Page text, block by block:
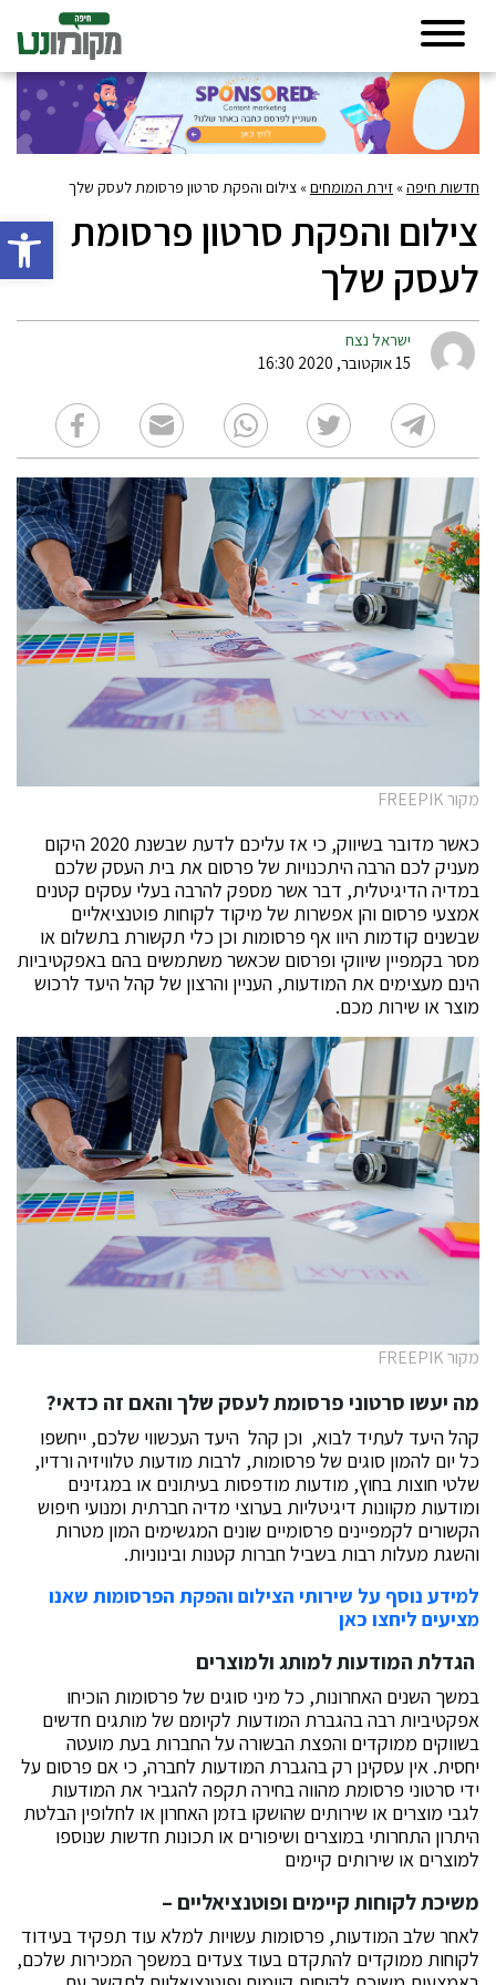
פתח
חדשות חיפה» זירת המומחים» צילום והפקת סרטון פרסומת לעסק שלך
צילום והפקת סרטון פרסומת
לעסק שלך
ישראל נצח
15 אוקטובר, 2020 16:30
מקור FREEPIK
כאשר מדובר בשיווק, כי אז עליכם לדעת שבשנת 2020 היקום
מעניק לכם הרבה היתכנויות של פרסום את בית העסק שלכם
במדיה הדיגיטלית, דבר אשר מספק להרבה בעלי עסקים קטנים
אמצעי פרסום והן אפשרות של מיקוד לקוחות פוטנציאליים
שבשנים קודמות היוו אף פרסומות וכן כלי תקשורת בתשלום או
מסר בקמפיין שיווקי ופרסום שכאשר משתמשים בהם באפקטיביות
הינם מעצימים את המודעות, העניין והרצון של קהל היעד לרכוש
מוצר או שירות מכם.
מקור FREEPIK
מה יעשו סרטוני פרסומת לעסק שלך והאם זה כדאי?
קהל היעד לעתיד לבוא, וכן קהל היעד העכשווי שלכם, ייחשפו
כל יום להמון סוגים של פרסומות, לרבות מודעות טלוויזיה ורדיו,
שלטי חוצות בחוץ, מודעות מודפסות בעיתונים או במגזינים
ומודעות מקוונות דיגיטליות בערוצי מדיה חברתית ומנועי חיפוש
הקשורים לקמפיינים פרסומיים שונים המגשימים המון מטרות
והשגת מעלות רבות בשביל חברות קטנות ובינוניות.
למידע נוסף על שירותי הצילום והפקת הפרסומות שאנו
מציעים ליחצו כאן
הגדלת המודעות למותג ולמוצרים
במשך השנים האחרונות, כל מיני סוגים של פרסומות הוכיחו
אפקטיביות רבה בהגברת המודעות לקיומם של מותגים חדשים
בשווקים ממוקדים והפצת הבשורה על החברות בעת מועטה
יחסית. אין עסקינן רק בהגברת המודעות לחברה, כי אם פרסום על
ידי סרטוני פרסומת מהווה בחירה תקפה להגביר את המודעות
לגבי מוצרים או שירותים שהושקו בזמן האחרון או לחלופין הבלטת
היתרון התחרותי במוצרים ושיפורים או תכונות חדשות שנוספו
למוצרים או שירותים קיימים
משיכת לקוחות קיימים ופוטנציאליים –
לאחר שלב המודעות, פרסומות עשויות למלא עוד תפקיד בעידוד
לקוחות ממוקדים להתקדם בעוד צעדים במשפך המכירות שלכם,